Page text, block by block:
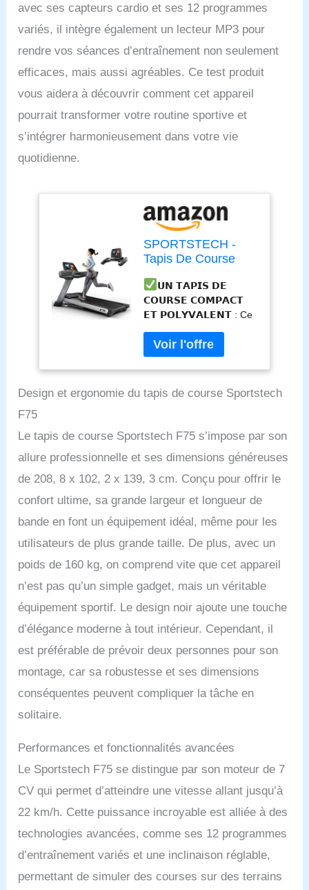
avec ses capteurs cardio et ses 12 programmes
variés, il intègre également un lecteur MP3 pour
rendre vos séances d’entraînement non seulement
efficaces, mais aussi agréables. Ce test produit
vous aidera à découvrir comment cet appareil
pourrait transformer votre routine sportive et
s’intégrer harmonieusement dans votre vie
quotidienne.
SPORTSTECH -
Tapis De Course
Capteurs Cardio -
Compatible Ceinture
Cardio - 12
Programmes -
Jusqu’À 20km/h -
Lecteur MP3 Intégré
- L.195,6 x l.102,2 x
H.139,3 cm
𝗨𝗡 𝗧𝗔𝗣𝗜𝗦 𝗗𝗘
𝗖𝗢𝗨𝗥𝗦𝗘 𝗖𝗢𝗠𝗣𝗔𝗖𝗧
𝗘𝗧 𝗣𝗢𝗟𝗬𝗩𝗔𝗟𝗘𝗡𝗧 : Ce
tapis de course
professionnel Sportstech
doté de 12 programmes
d’entraînement (+ 1
personnalisable) se replie
facilement pour être
réduit. Poids max de
l’utilisateur : 200 kg.
𝗚𝗔𝗥𝗗𝗘𝗭 𝗨𝗡 Œ𝗜𝗟 𝗦𝗨𝗥
𝗩𝗢𝗦
console moderne de ce
tapis roulant affiche les
en temps réel. Pour
mesurer votre fréquence
utiliser les capteurs des
poignées ou une ceinture
cardio (en option).
𝗣𝗥𝗘́𝗦𝗘𝗥𝗩𝗘𝗭 𝗩𝗢𝗦
𝗔𝗥𝗧𝗜𝗖𝗨𝗟𝗔𝗧𝗜𝗢𝗡𝗦 : Ce
tapis de course inclinable
réglable et un moteur
multicouche et de zones
d'amortissement, il
𝗧𝗔𝗣𝗜𝗦 𝗗𝗘 𝗦𝗣𝗢𝗥𝗧
𝗖𝗢𝗡𝗡𝗘𝗖𝗧𝗘́ : Ce tapis
d'un lecteur MP3 intégré
et d'un grand écran
15,6" pour profiter d'une
Design et ergonomie du tapis de course Sportstech
F75
Le tapis de course Sportstech F75 s’impose par son
allure professionnelle et ses dimensions généreuses
de 208, 8 x 102, 2 x 139, 3 cm. Conçu pour offrir le
confort ultime, sa grande largeur et longueur de
bande en font un équipement idéal, même pour les
utilisateurs de plus grande taille. De plus, avec un
poids de 160 kg, on comprend vite que cet appareil
n’est pas qu’un simple gadget, mais un véritable
équipement sportif. Le design noir ajoute une touche
d’élégance moderne à tout intérieur. Cependant, il
est préférable de prévoir deux personnes pour son
montage, car sa robustesse et ses dimensions
conséquentes peuvent compliquer la tâche en
solitaire.
Performances et fonctionnalités avancées
Le Sportstech F75 se distingue par son moteur de 7
CV qui permet d’atteindre une vitesse allant jusqu’à
22 km/h. Cette puissance incroyable est alliée à des
technologies avancées, comme ses 12 programmes
d’entraînement variés et une inclinaison réglable,
permettant de simuler des courses sur des terrains